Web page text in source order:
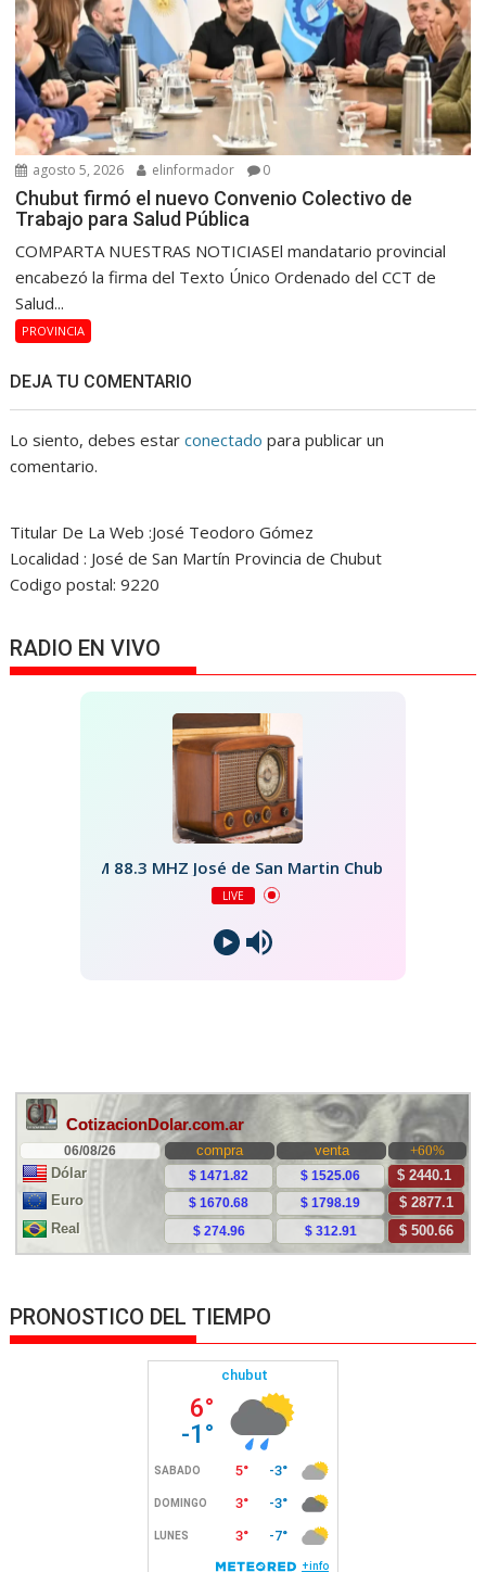
agosto 5, 2026 elinformador 0
Chubut firmó el nuevo Convenio Colectivo de
Trabajo para Salud Pública
COMPARTA NUESTRAS NOTICIASEl mandatario provincial
encabezó la firma del Texto Único Ordenado del CCT de
Salud...
PROVINCIA
DEJA TU COMENTARIO
Lo siento, debes estarconectado para publicar un
comentario.
Titular De La Web :José Teodoro Gómez
Localidad : José de San Martín Provincia de Chubut
Codigo postal: 9220
RADIO EN VIVO
FM 88.3 MHZ José de San Martin Chubut
LIVE
PRONOSTICO DEL TIEMPO